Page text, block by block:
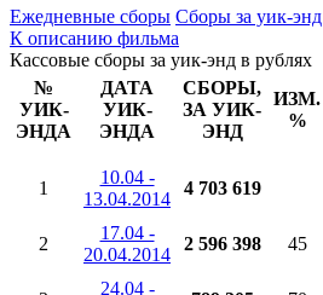
Ежедневные сборы Сборы за уик-энд
К описанию фильма
Кассовые сборы за уик-энд в рублях
№
УИК-
ЭНДА
ДАТА
УИК-
ЭНДА
СБОРЫ,
ЗА УИК-
ЭНД
ИЗМ.
%
1
10.04 -
13.04.2014
4 703 619
2
17.04 -
20.04.2014
2 596 398 45
24.04 -